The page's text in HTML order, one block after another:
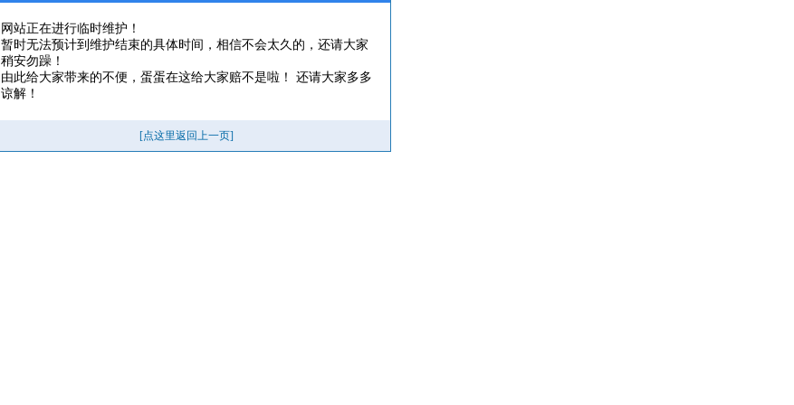
网站正在进行临时维护！
暂时无法预计到维护结束的具体时间，相信不会太久的，还请大家
稍安勿躁！
由此给大家带来的不便，蛋蛋在这给大家赔不是啦！ 还请大家多多
谅解！
[点这里返回上一页]